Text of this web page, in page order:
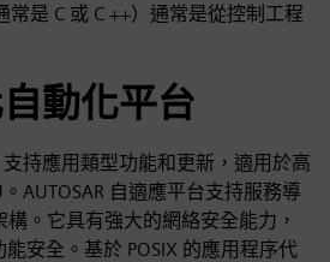
常是 C 或 C ++）通常是從控制工程
動化平台
持應用類型功能和更新，適用於高
AUTOSAR 自適應平台支持服務導
構。它具有強大的網絡安全能力，
能安全。基於 POSIX 的應用程序代